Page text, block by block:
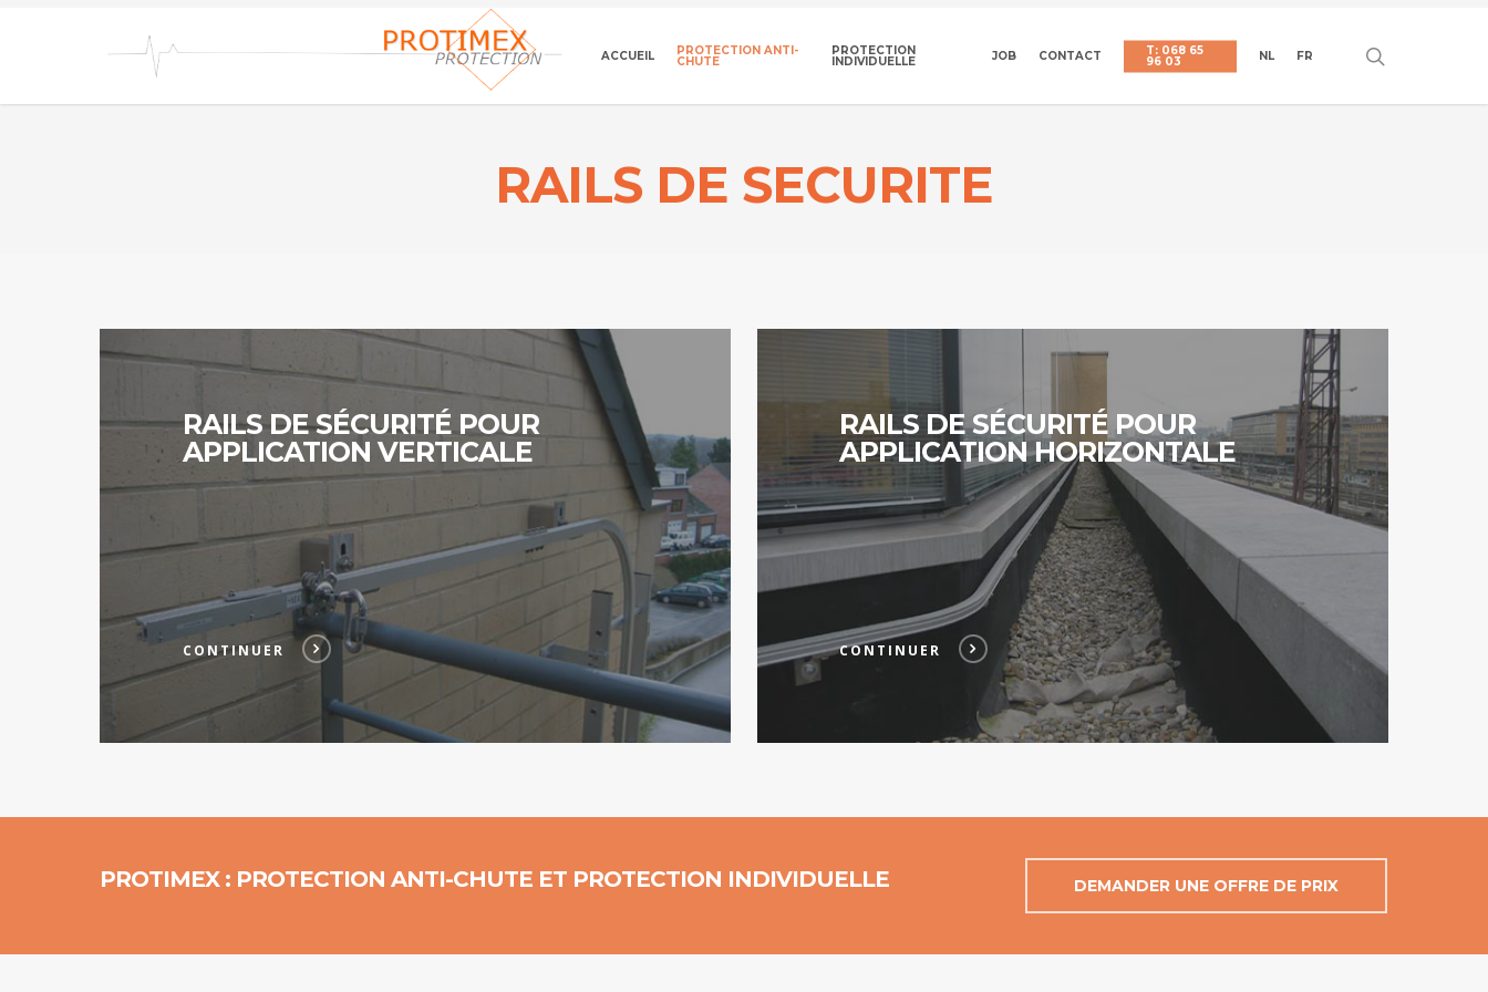
ACCUEIL PROTECTION ANTI-
CHUTE
PROTECTION
INDIVIDUELLE JOB CONTACT T: 068 65
96 03 NL FR
RAILS DE SECURITE
RAILS DE SÉCURITÉ POUR
APPLICATION VERTICALE
CONTINUER
RAILS DE SÉCURITÉ POUR
APPLICATION HORIZONTALE
CONTINUER
PROTIMEX : PROTECTION ANTI-CHUTE ET PROTECTION INDIVIDUELLE DEMANDER UNE OFFRE DE PRIX